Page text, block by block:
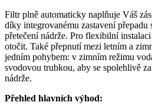
Filtr plně automaticky naplňuje Váš
díky integrovanému zastavení přepadu
přetečení nádrže. Pro flexibilní
otočit. Také přepnutí mezi letním a
jedním pohybem: v zimním režimu
svodovou trubkou, aby se spolehlivě
nádrže.
Přehled hlavních výhod: